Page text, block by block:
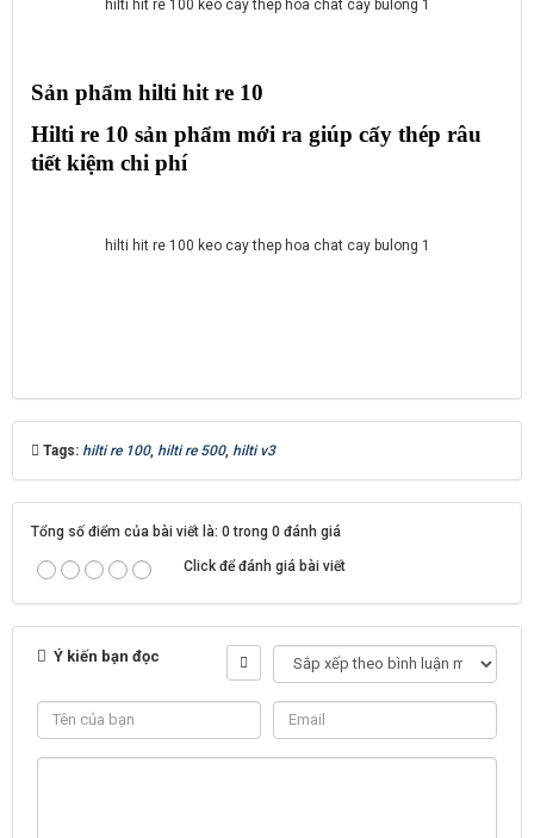
hilti hit re 100 keo cay thep hoa chat cay bulong 1
Sản phẩm hilti hit re 10
Hilti re 10 sản phẩm mới ra giúp cấy thép râu
tiết kiệm chi phí
hilti hit re 100 keo cay thep hoa chat cay bulong 1
Tags: hilti re 100, hilti re 500, hilti v3
Tổng số điểm của bài viết là: 0 trong 0 đánh giá
Click để đánh giá bài viết
Ý kiến bạn đọc